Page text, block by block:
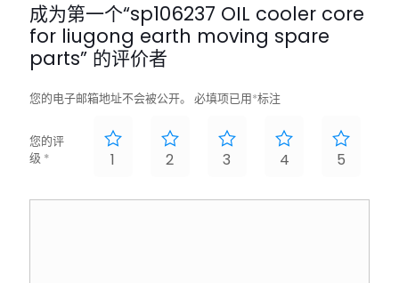
成为第一个“sp106237 OIL cooler core
for liugong earth moving spare
parts” 的评价者
您的电子邮箱地址不会被公开。 必填项已用*标注
您的评
级 * 1 2 3 4 5